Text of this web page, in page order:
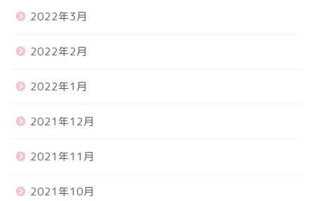
2022年3月
2022年2月
2022年1月
2021年12月
2021年11月
2021年10月